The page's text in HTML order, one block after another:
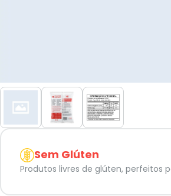
Sem Glúten
Produtos livres de glúten, perfeitos